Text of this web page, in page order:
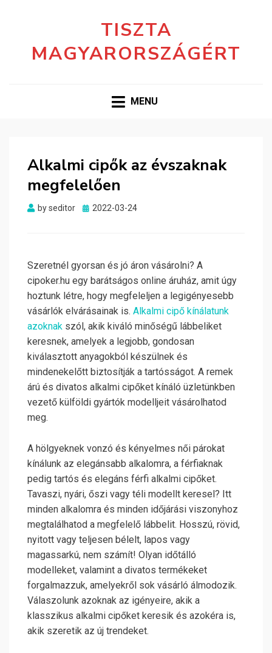
TISZTA
MAGYARORSZÁGÉRT
MENU
Alkalmi cipők az évszaknak
megfelelően
byseditor
Posted
2022-03-24
Szeretnél gyorsan és jó áron vásárolni? A
cipoker.hu egy barátságos online áruház, amit úgy
hoztunk létre, hogy megfeleljen a legigényesebb
vásárlók elvárásainak is. Alkalmi cipő kínálatunk
azoknak szól, akik kiváló minőségű lábbeliket
keresnek, amelyek a legjobb, gondosan
kiválasztott anyagokból készülnek és
mindenekelőtt biztosítják a tartósságot. A remek
árú és divatos alkalmi cipőket kínáló üzletünkben
vezető külföldi gyártók modelljeit vásárolhatod
meg.
A hölgyeknek vonzó és kényelmes női párokat
kínálunk az elegánsabb alkalomra, a férfiaknak
pedig tartós és elegáns férfi alkalmi cipőket.
Tavaszi, nyári, őszi vagy téli modellt keresel? Itt
minden alkalomra és minden időjárási viszonyhoz
megtalálhatod a megfelelő lábbelit. Hosszú, rövid,
nyitott vagy teljesen bélelt, lapos vagy
magassarkú, nem számít! Olyan időtálló
modelleket, valamint a divatos termékeket
forgalmazzuk, amelyekről sok vásárló álmodozik.
Válaszolunk azoknak az igényeire, akik a
klasszikus alkalmi cipőket keresik és azokéra is,
akik szeretik az új trendeket.